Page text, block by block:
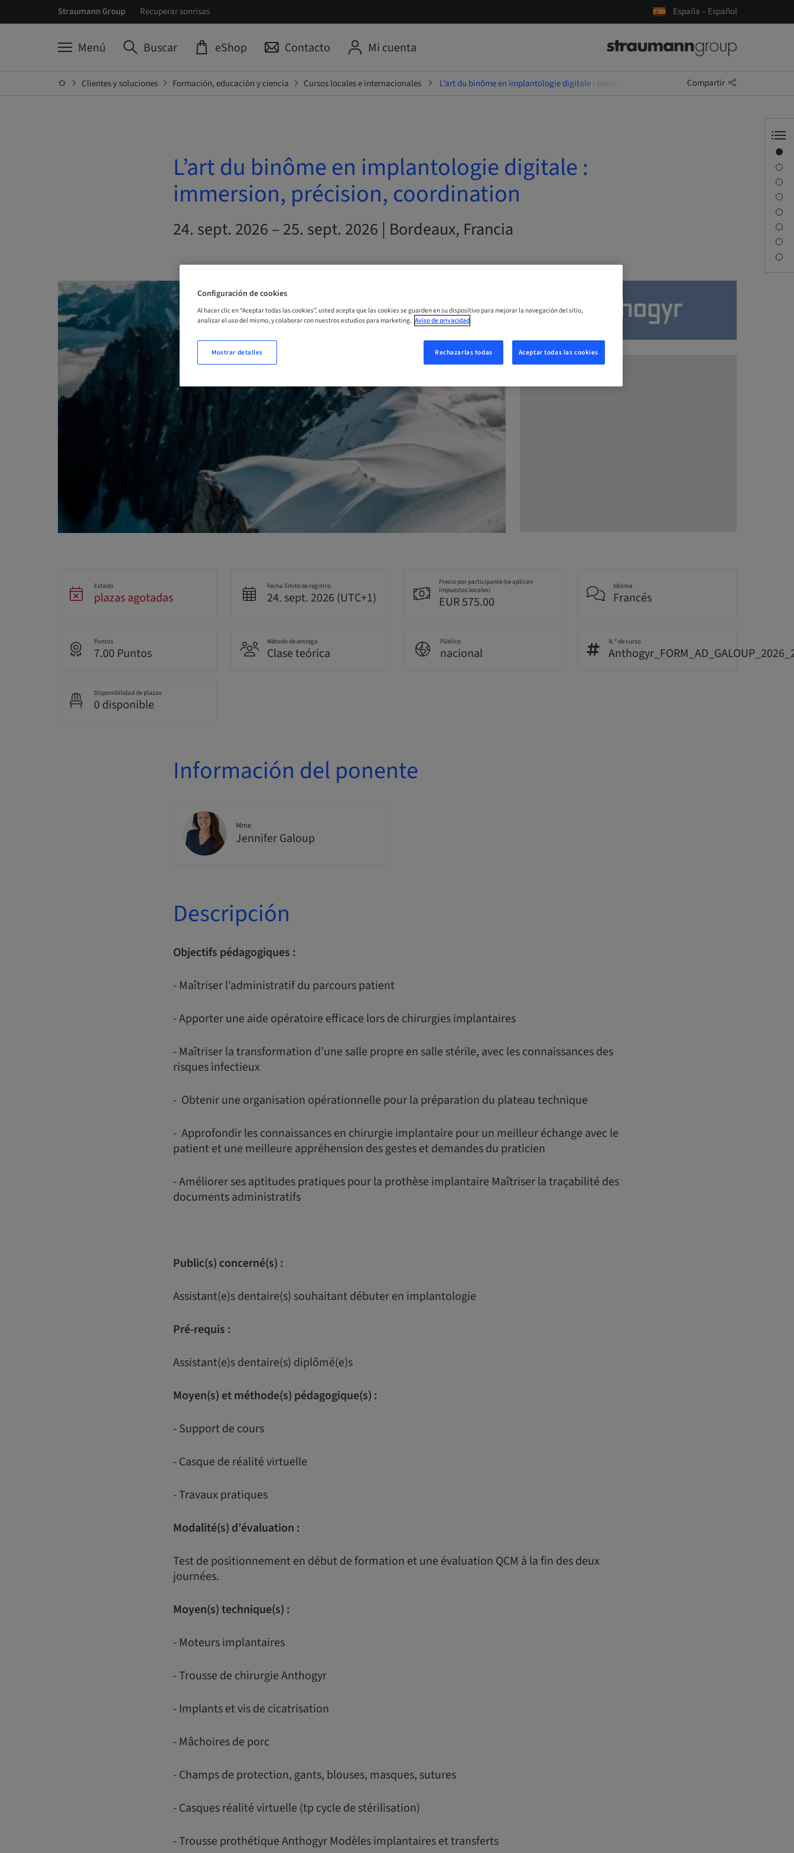
Straumann Group Recuperar sonrisas España – Español
Menú Buscar eShop Contacto Mi cuenta
Clientes y soluciones Formación, educación y ciencia Cursos locales e internacionales L’art du binôme en implantologie digitale : immersion, précision, coordination
Compartir
L’art du binôme en implantologie digitale :
immersion, précision, coordination
24. sept. 2026 – 25. sept. 2026 | Bordeaux, Francia
Estado
plazas agotadas
Fecha límite de registro
24. sept. 2026 (UTC+1)
Precio por participante (se aplican
impuestos locales)
EUR 575.00
Idioma
Francés
Puntos
7.00 Puntos
Método de entrega
Clase teórica
Público
nacional
N.º de curso
Disponibilidad de plazas
0 disponible
Información del ponente
Mme
Jennifer Galoup
Descripción
Objectifs pédagogiques :
- Maîtriser l’administratif du parcours patient
- Apporter une aide opératoire efficace lors de chirurgies implantaires
- Maîtriser la transformation d’une salle propre en salle stérile, avec les connaissances des
risques infectieux
- Obtenir une organisation opérationnelle pour la préparation du plateau technique
- Approfondir les connaissances en chirurgie implantaire pour un meilleur échange avec le
patient et une meilleure appréhension des gestes et demandes du praticien
- Améliorer ses aptitudes pratiques pour la prothèse implantaire Maîtriser la traçabilité des
documents administratifs
Public(s) concerné(s) :
Assistant(e)s dentaire(s) souhaitant débuter en implantologie
Pré-requis :
Assistant(e)s dentaire(s) diplômé(e)s
Moyen(s) et méthode(s) pédagogique(s) :
- Support de cours
- Casque de réalité virtuelle
- Travaux pratiques
Modalité(s) d’évaluation :
Test de positionnement en début de formation et une évaluation QCM à la fin des deux
journées.
Moyen(s) technique(s) :
- Moteurs implantaires
- Trousse de chirurgie Anthogyr
- Implants et vis de cicatrisation
- Mâchoires de porc
- Champs de protection, gants, blouses, masques, sutures
- Casques réalité virtuelle (tp cycle de stérilisation)
- Trousse prothétique Anthogyr Modèles implantaires et transferts
Configuración de cookies
Al hacer clic en “Aceptar todas las cookies”, usted acepta que las cookies se guarden en su dispositivo para mejorar la navegación del sitio,
analizar el uso del mismo, y colaborar con nuestros estudios para marketing. Aviso de privacidad
Rechazarlas todas Aceptar todas las cookies
Mostrar detalles